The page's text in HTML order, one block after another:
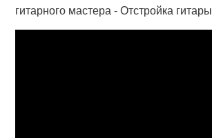
гитарного мастера - Отстройка гитары